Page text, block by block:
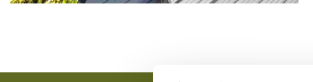
BEKIJK